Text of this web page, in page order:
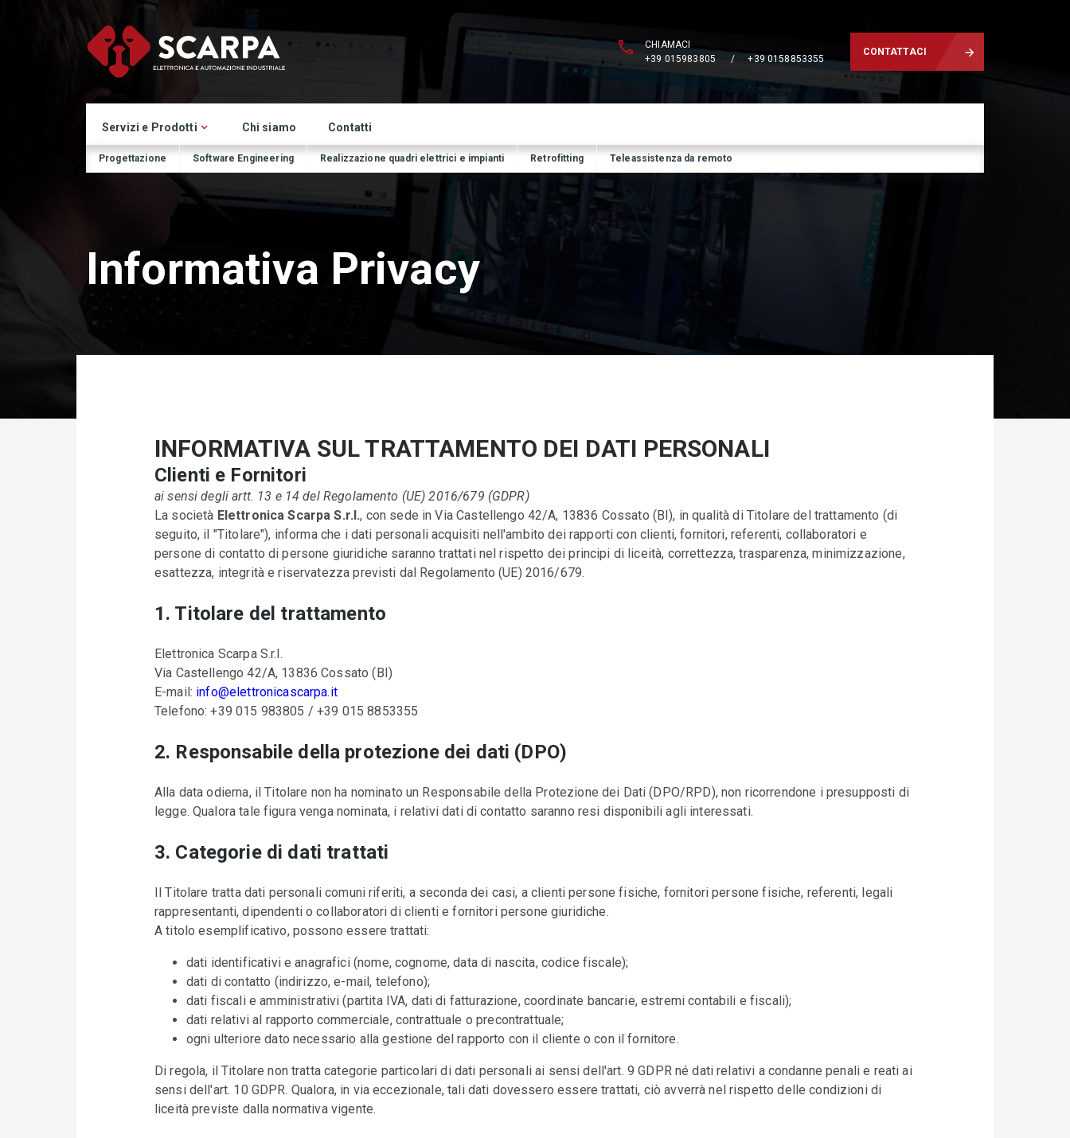
CHIAMACI
+39 015983805
/ +39 0158853355
CONTATTACI
Servizi e Prodotti
Progettazione Software Engineering Realizzazione quadri elettrici e impianti Retrofitting Teleassistenza da remoto
Chi siamo Contatti
Informativa Privacy
INFORMATIVA SUL TRATTAMENTO DEI DATI PERSONALI
Clienti e Fornitori
ai sensi degli artt. 13 e 14 del Regolamento (UE) 2016/679 (GDPR)
La società Elettronica Scarpa S.r.l., con sede in Via Castellengo 42/A, 13836 Cossato (BI), in qualità di Titolare del trattamento (di
seguito, il "Titolare"), informa che i dati personali acquisiti nell'ambito dei rapporti con clienti, fornitori, referenti, collaboratori e
persone di contatto di persone giuridiche saranno trattati nel rispetto dei principi di liceità, correttezza, trasparenza, minimizzazione,
esattezza, integrità e riservatezza previsti dal Regolamento (UE) 2016/679.
1. Titolare del trattamento
Elettronica Scarpa S.r.l.
Via Castellengo 42/A, 13836 Cossato (BI)
E-mail: info@elettronicascarpa.it
Telefono: +39 015 983805 / +39 015 8853355
2. Responsabile della protezione dei dati (DPO)
Alla data odierna, il Titolare non ha nominato un Responsabile della Protezione dei Dati (DPO/RPD), non ricorrendone i presupposti di
legge. Qualora tale figura venga nominata, i relativi dati di contatto saranno resi disponibili agli interessati.
3. Categorie di dati trattati
Il Titolare tratta dati personali comuni riferiti, a seconda dei casi, a clienti persone fisiche, fornitori persone fisiche, referenti, legali
rappresentanti, dipendenti o collaboratori di clienti e fornitori persone giuridiche.
A titolo esemplificativo, possono essere trattati:
dati identificativi e anagrafici (nome, cognome, data di nascita, codice fiscale);
dati di contatto (indirizzo, e-mail, telefono);
dati fiscali e amministrativi (partita IVA, dati di fatturazione, coordinate bancarie, estremi contabili e fiscali);
dati relativi al rapporto commerciale, contrattuale o precontrattuale;
ogni ulteriore dato necessario alla gestione del rapporto con il cliente o con il fornitore.
Di regola, il Titolare non tratta categorie particolari di dati personali ai sensi dell'art. 9 GDPR né dati relativi a condanne penali e reati ai
sensi dell'art. 10 GDPR. Qualora, in via eccezionale, tali dati dovessero essere trattati, ciò avverrà nel rispetto delle condizioni di
liceità previste dalla normativa vigente.